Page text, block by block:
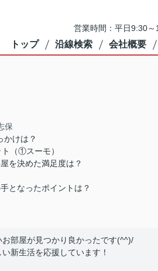
営業時間：平日9:30
トップ 沿線検索 会社概要
保
かけは？
（①スーモ）
を決めた満足度は？
となったポイントは？
お部屋が見つかり良かったです(^^)/
い新生活を応援しています！